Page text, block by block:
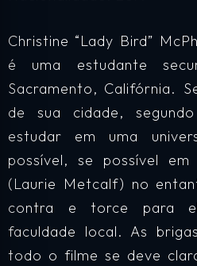
Christine “Lady Bird”
é uma estudante
Sacramento, Califórnia.
de sua cidade,
estudar em uma
possível, se possível
(Laurie Metcalf) no
contra e torce para
faculdade local. As
todo o filme se deve